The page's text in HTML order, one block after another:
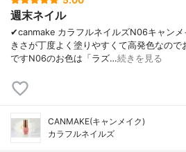
週末ネイル
✔canmake カラフルネイルズN06キャン
きさが丁度よく塗りやすくて高発色なので
ですN06のお色は「ラズ…続きを見る
CANMAKE(キャンメイク)
カラフルネイルズ